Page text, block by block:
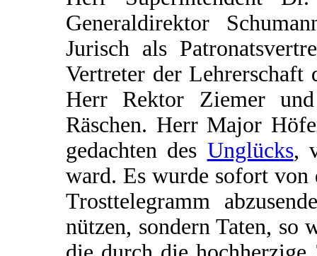
Generaldirektor
Jurisch als
Vertreter der Lehrerschaft
Herr Rektor Ziemer
Räschen. Herr Major
gedachten des Unglücks,
ward. Es wurde sofort von
Trosttelegramm
nützen, sondern Taten, so